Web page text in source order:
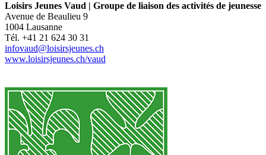
Loisirs Jeunes Vaud | Groupe de liaison des activités de jeunesse
Avenue de Beaulieu 9
1004 Lausanne
Tél. +41 21 624 30 31
infovaud@loisirsjeunes.ch
www.loisirsjeunes.ch/vaud